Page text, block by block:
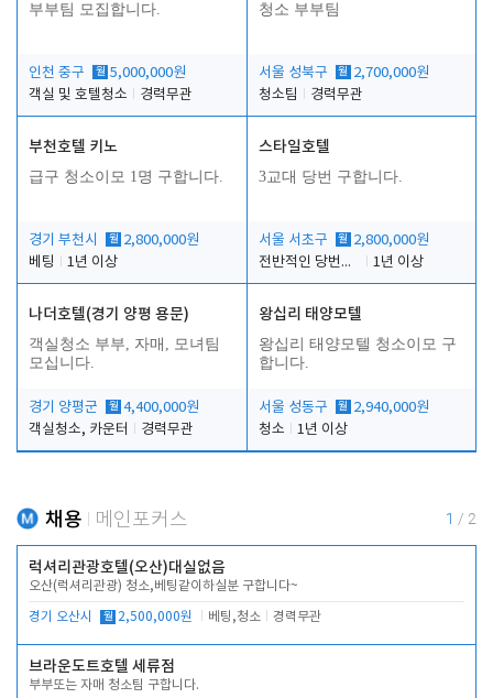
부부팀 모집합니다.
인천 중구 월 5,000,000원
객실 및 호텔청소
경력무관
청소 부부팀
서울 성북구 월 2,700,000원
청소팀
경력무관
부천호텔 키노
급구 청소이모 1명 구합니다.
경기 부천시 월 2,800,000원
베팅
1년 이상
스타일호텔
3교대 당번 구합니다.
서울 서초구 월 2,800,000원
전반적인 당번업무
1년 이상
나더호텔(경기 양평 용문)
객실청소 부부, 자매, 모녀팀
모십니다.
경기 양평군 월 4,400,000원
객실청소, 카운터
경력무관
왕십리 태양모텔
왕십리 태양모텔 청소이모 구
합니다.
서울 성동구 월 2,940,000원
청소
1년 이상
채용 메인포커스 1 / 2
럭셔리관광호텔(오산)대실없음
오산(럭셔리관광) 청소,베팅같이하실분 구합니다~
경기 오산시 월 2,500,000원 베팅,청소 경력무관
브라운도트호텔 세류점
부부또는 자매 청소팀 구합니다.